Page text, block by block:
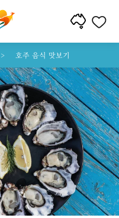
호주 음식 맛보기